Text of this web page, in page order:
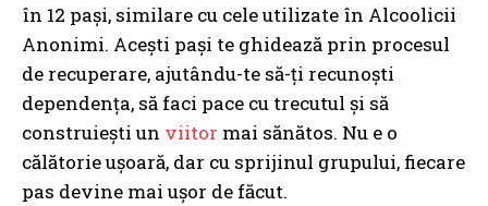
în 12 pași, similare cu cele utilizate în Alcoolicii
Anonimi. Acești pași te ghidează prin procesul
de recuperare, ajutându-te să-ți recunoști
dependența, să faci pace cu trecutul și să
construiești un viitor mai sănătos. Nu e o
călătorie ușoară, dar cu sprijinul grupului, fiecare
pas devine mai ușor de făcut.